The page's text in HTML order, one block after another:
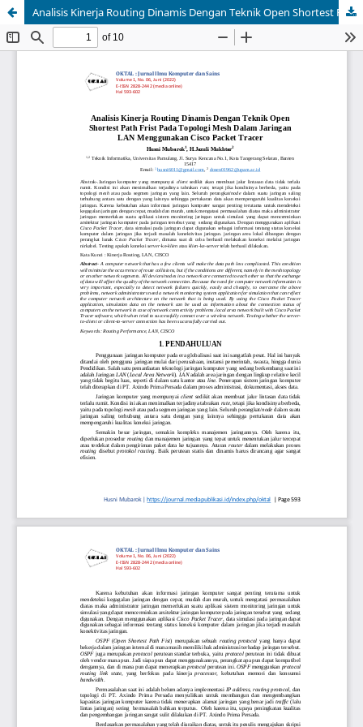
Analisis Kinerja Routing Dinamis Dengan Teknik Open Shortest Path Frist Pada Topologi Mesh Dalam Jaringan LAN Menggunakan Cisco Packet Tracer